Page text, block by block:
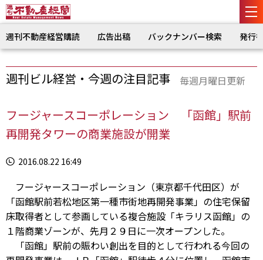
週刊不動産経営購読 広告出稿 バックナンバー検索 発行
週刊ビル経営・今週の注目記事 毎週月曜日更新
フージャースコーポレーション 「函館」駅前
再開発タワーの商業施設が開業
2016.08.22 16:49
フージャースコーポレーション（東京都千代田区）が
「函館駅前若松地区第一種市街地再開発事業」の住宅保留
床取得者として参画している複合施設「キラリス函館」の
１階商業ゾーンが、先月２９日に一次オープンした。
「函館」駅前の賑わい創出を目的として行われる今回の